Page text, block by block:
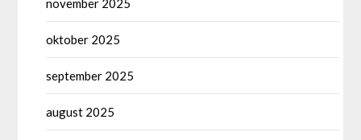
november 2025
oktober 2025
september 2025
august 2025